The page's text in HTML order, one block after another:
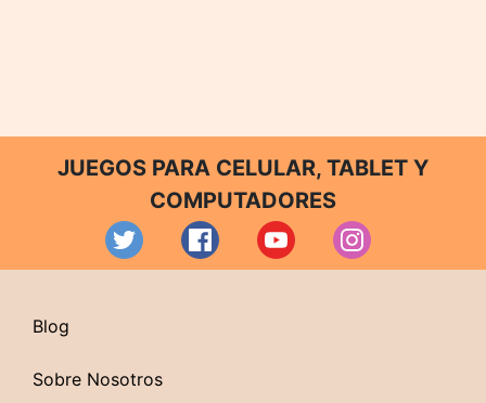
JUEGOS PARA CELULAR, TABLET Y
COMPUTADORES
Blog
Sobre Nosotros